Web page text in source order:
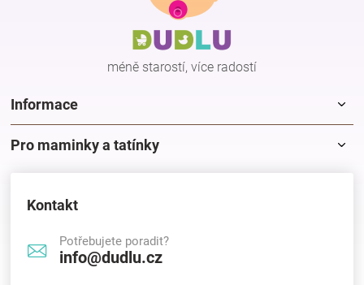
méně starostí, více radostí
Informace
Pro maminky a tatínky
Kontakt
Potřebujete poradit?
info@dudlu.cz